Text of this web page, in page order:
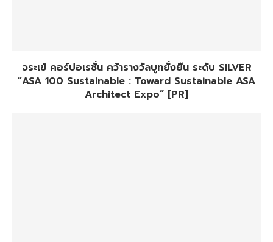
จระเข้ คอร์ปอเรชั่น คว้ารางวัลบูทยั่งยืน ระดับ SILVER
“ASA 100 Sustainable : Toward Sustainable ASA
Architect Expo” [PR]